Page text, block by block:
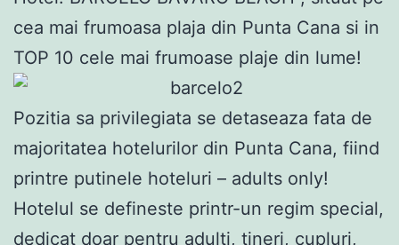
cea mai frumoasa plaja din Punta Cana si in
TOP 10 cele mai frumoase plaje din lume!
Pozitia sa privilegiata se detaseaza fata de
majoritatea hotelurilor din Punta Cana, fiind
printre putinele hoteluri – adults only!
Hotelul se defineste printr-un regim special,
dedicat doar pentru adulti, tineri, cupluri,